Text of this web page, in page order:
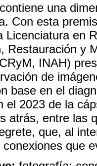
una
Con esta
Licenciatura en
Restauración y
INAH)
de
base en el
el 2023 de la
atrás, entre las
que, al
que